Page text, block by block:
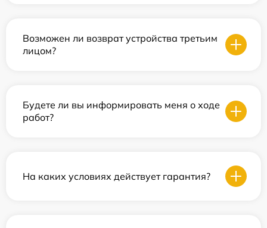
Возможен ли возврат устройства третьим
лицом?
Будете ли вы информировать меня о ходе
работ?
На каких условиях действует гарантия?